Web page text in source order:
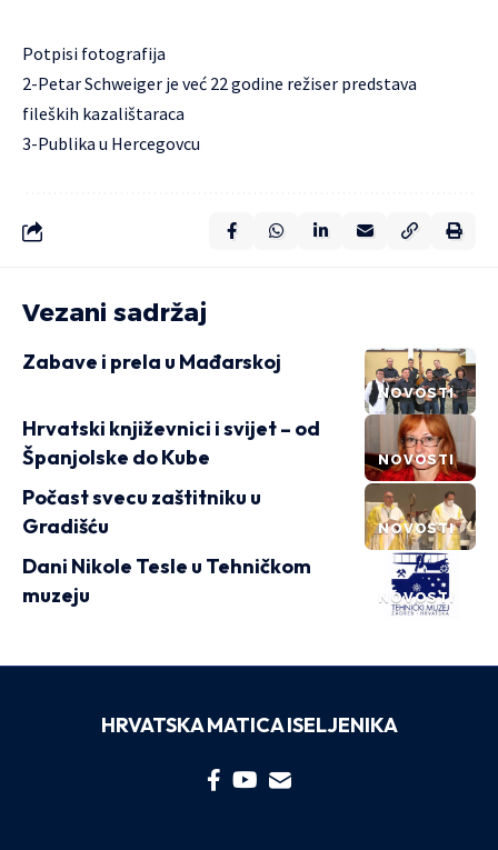
Potpisi fotografija
2-Petar Schweiger je već 22 godine režiser predstava
fileških kazalištaraca
3-Publika u Hercegovcu
Vezani sadržaj
NOVOSTI
Zabave i prela u Mađarskoj
NOVOSTI
Hrvatski književnici i svijet – od
Španjolske do Kube
NOVOSTI
Počast svecu zaštitniku u
Gradišću
NOVOSTI
Dani Nikole Tesle u Tehničkom
muzeju
HRVATSKA MATICA ISELJENIKA